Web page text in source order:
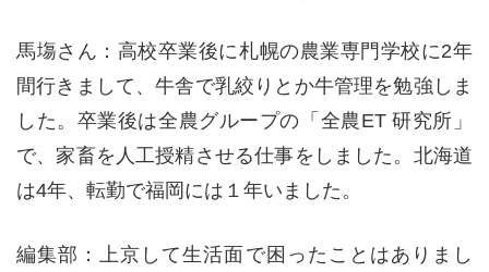
馬塲さん：高校卒業後に札幌の農業専門学校に2年
間行きまして、牛舎で乳絞りとか牛管理を勉強しま
した。卒業後は全農グループの「全農ET 研究所」
で、家畜を人工授精させる仕事をしました。北海道
は4年、転勤で福岡には１年いました。
編集部：上京して生活面で困ったことはありまし